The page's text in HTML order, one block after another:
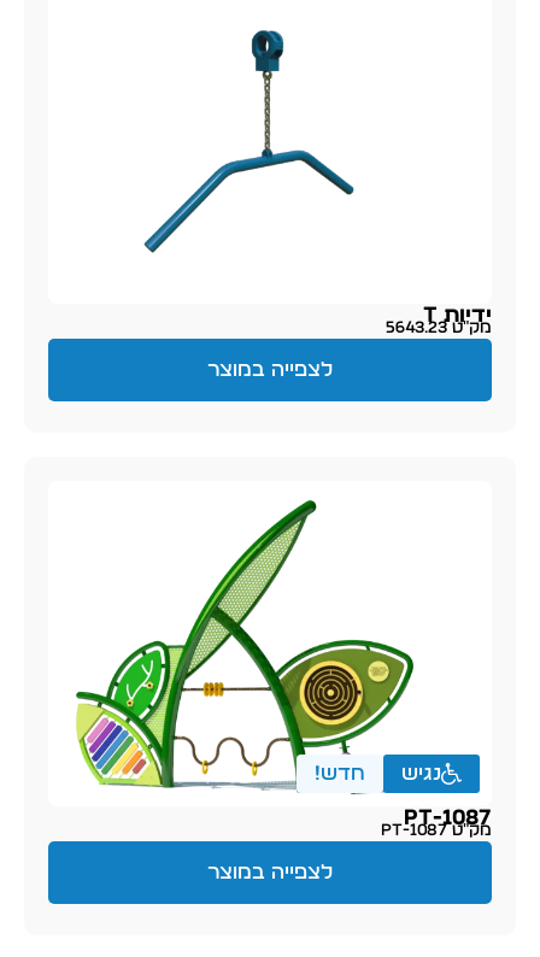
ידיות T
מק״ט 5643.23
לצפייה במוצר
נגיש חדש!
PT-1087
מק״ט PT-1087
לצפייה במוצר